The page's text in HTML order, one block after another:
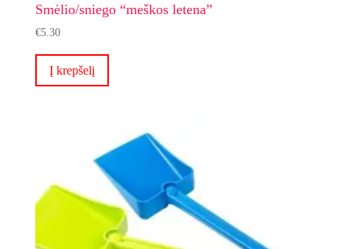
Smėlio/sniego “meškos letena”
€5.30
Į krepšelį